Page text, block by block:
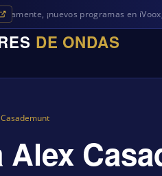
programas en iVoox, además de
DE ONDAS
Alex